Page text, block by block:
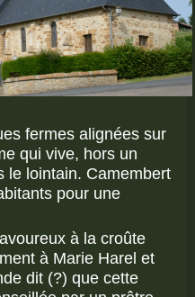
fermes alignées sur
qui vive, hors un
le lointain. Camembert
pour une
à la croûte
à Marie Harel et
dit (?) que cette